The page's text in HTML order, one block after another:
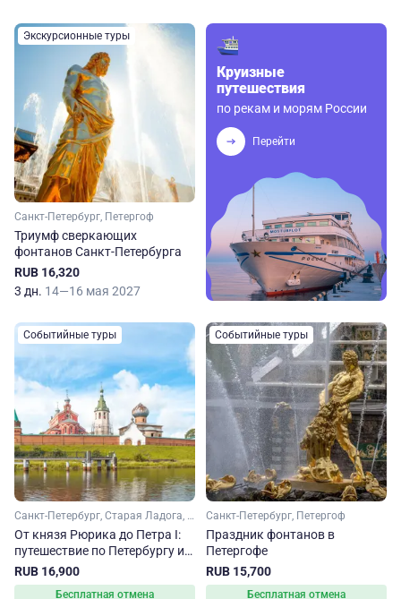
Экскурсионные туры
Санкт-Петербург, Петергоф
Триумф сверкающих
фонтанов Санкт-Петербурга
RUB 16,320
3 дн. 14—16 мая 2027
Круизные
путешествия
по рекам и морям России
Перейти
Событийные туры
Санкт-Петербург, Старая Ладога, Петергоф
От князя Рюрика до Петра I:
путешествие по Петербургу и
Ладоге
RUB 16,900
Бесплатная отмена
Событийные туры
Санкт-Петербург, Петергоф
Праздник фонтанов в
Петергофе
RUB 15,700
Бесплатная отмена